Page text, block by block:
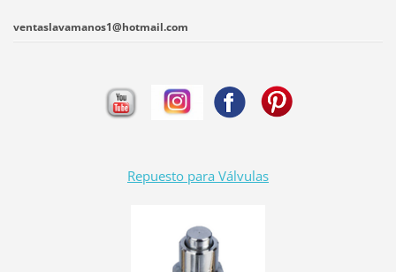
ventaslavamanos1@hotmail.com
Repuesto para Válvulas